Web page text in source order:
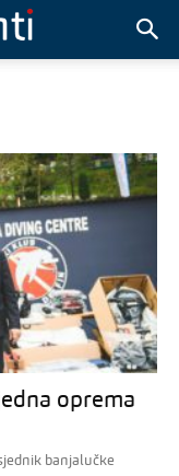
oprema
banjalučke